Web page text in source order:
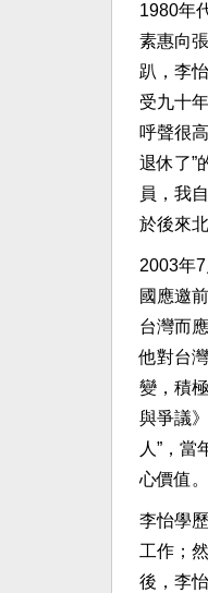
1980年
素惠向
趴，李
受九十
呼聲很
退休了”
員，我
於後來
2003年
國應邀
台灣而
他對台
變，積
與爭議
人”，當
心價值
李怡學
工作；
後，李